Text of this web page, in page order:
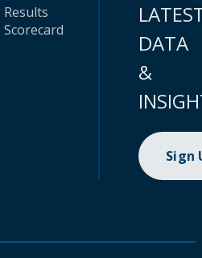
Results
Scorecard
DATA
&
Sign